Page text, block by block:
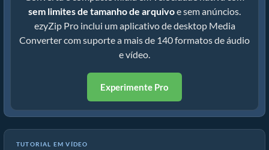
sem limites de tamanho de arquivoe sem anúncios.
ezyZip Pro inclui um aplicativo de desktop Media
Converter com suporte a mais de 140 formatos de áudio
e vídeo.
Experimente Pro
TUTORIAL EM VÍDEO